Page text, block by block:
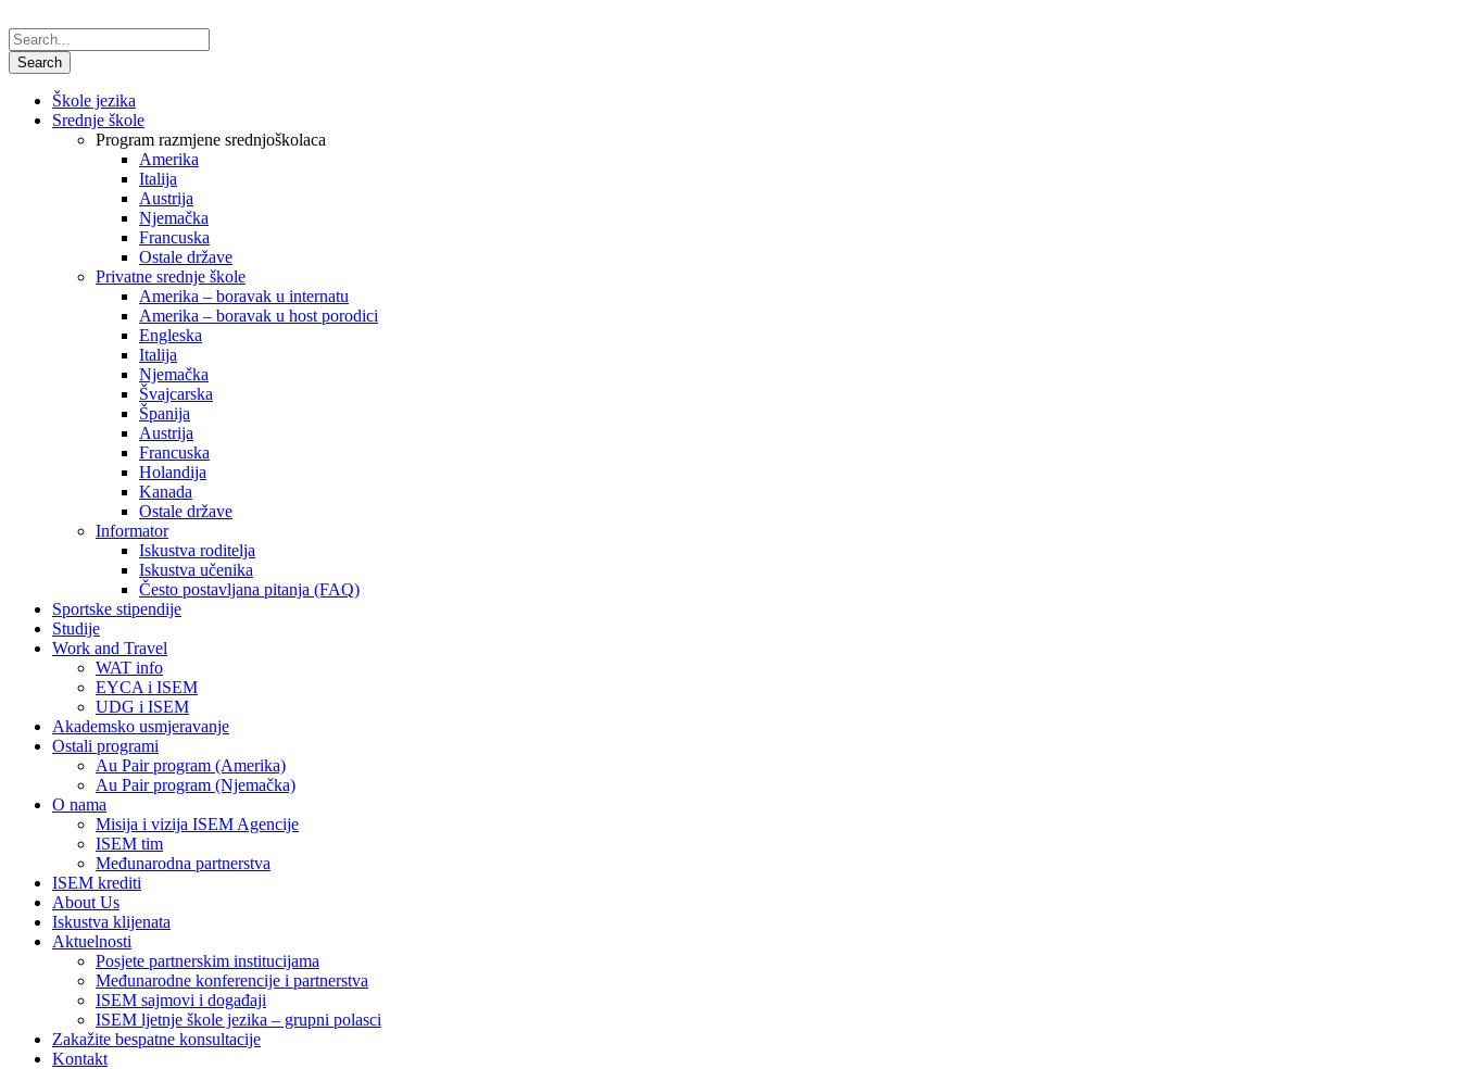
Škole jezika
Srednje škole
Program razmjene srednjoškolaca
Amerika
Italija
Austrija
Njemačka
Francuska
Ostale države
Privatne srednje škole
Amerika – boravak u internatu
Amerika – boravak u host porodici
Engleska
Italija
Njemačka
Švajcarska
Španija
Austrija
Francuska
Holandija
Kanada
Ostale države
Informator
Iskustva roditelja
Iskustva učenika
Često postavljana pitanja (FAQ)
Sportske stipendije
Studije
Work and Travel
WAT info
EYCA i ISEM
UDG i ISEM
Akademsko usmjeravanje
Ostali programi
Au Pair program (Amerika)
Au Pair program (Njemačka)
O nama
Misija i vizija ISEM Agencije
ISEM tim
Međunarodna partnerstva
ISEM krediti
About Us
Iskustva klijenata
Aktuelnosti
Posjete partnerskim institucijama
Međunarodne konferencije i partnerstva
ISEM sajmovi i događaji
ISEM ljetnje škole jezika – grupni polasci
Zakažite bespatne konsultacije
Kontakt